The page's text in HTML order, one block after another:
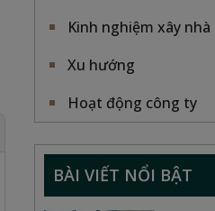
Kinh nghiệm xây nhà
Xu hướng
Hoạt động công ty
BÀI VIẾT NỔI BẬT